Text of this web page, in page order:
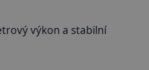
výkon a stabilní